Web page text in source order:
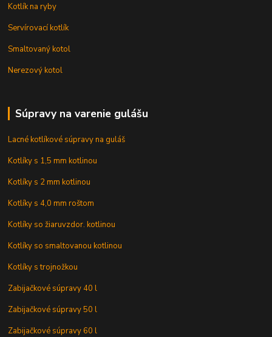
Kotlík na ryby
Servírovací kotlík
Smaltovaný kotol
Nerezový kotol
Súpravy na varenie gulášu
Lacné kotlíkové súpravy na guláš
Kotlíky s 1,5 mm kotlinou
Kotlíky s 2 mm kotlinou
Kotlíky s 4,0 mm roštom
Kotlíky so žiaruvzdor. kotlinou
Kotlíky so smaltovanou kotlinou
Kotlíky s trojnožkou
Zabijačkové súpravy 40 l
Zabijačkové súpravy 50 l
Zabijačkové súpravy 60 l